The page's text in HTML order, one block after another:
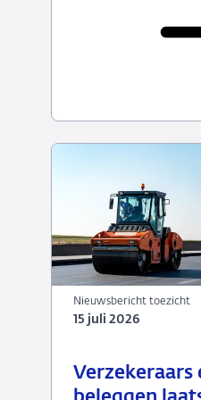
PPI's
Verzekeraars
15
juli
Nieuwsbericht
toezicht
Nieuwsbericht toezicht
15 juli 2026